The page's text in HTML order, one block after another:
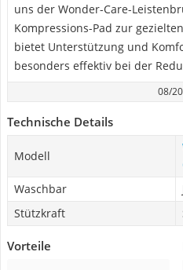
uns der Wonder-Care-
Kompressions-Pad zur
bietet Unterstützung und
besonders effektiv bei der
08/
Technische Details
Modell
Waschbar
Stützkraft
Vorteile